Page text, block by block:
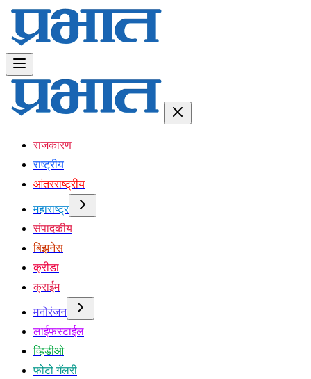
राजकारण
राष्ट्रीय
आंतरराष्ट्रीय
महाराष्ट्र
संपादकीय
बिझनेस
क्रीडा
क्राईम
मनोरंजन
लाईफस्टाईल
व्हिडीओ
फोटो गॅलरी